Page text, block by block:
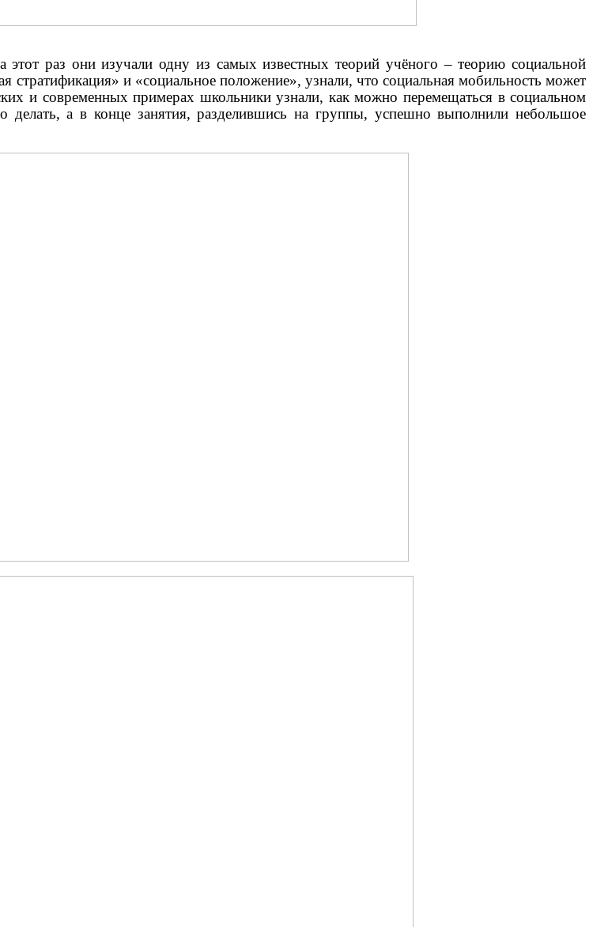
этот раз они изучали одну из самых известных теорий учёного – теорию социальной
стратификация» и «социальное положение», узнали, что социальная мобильность может
и современных примерах школьники узнали, как можно перемещаться в социальном
а в конце занятия, разделившись на группы, успешно выполнили небольшое